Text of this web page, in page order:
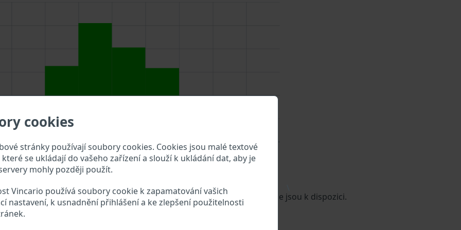
cookies
stránky používají soubory cookies. Cookies jsou malé textové
se ukládají do vašeho zařízení a slouží k ukládání dat, aby je
mohly později použít.
Vincario používá soubory cookie k zapamatování vašich
nastavení, k usnadnění přihlášení a ke zlepšení použitelnosti
VIN do vyhledávacího pole výše a překontrolujte, jaké údaje o vozidle jsou k dispozici.